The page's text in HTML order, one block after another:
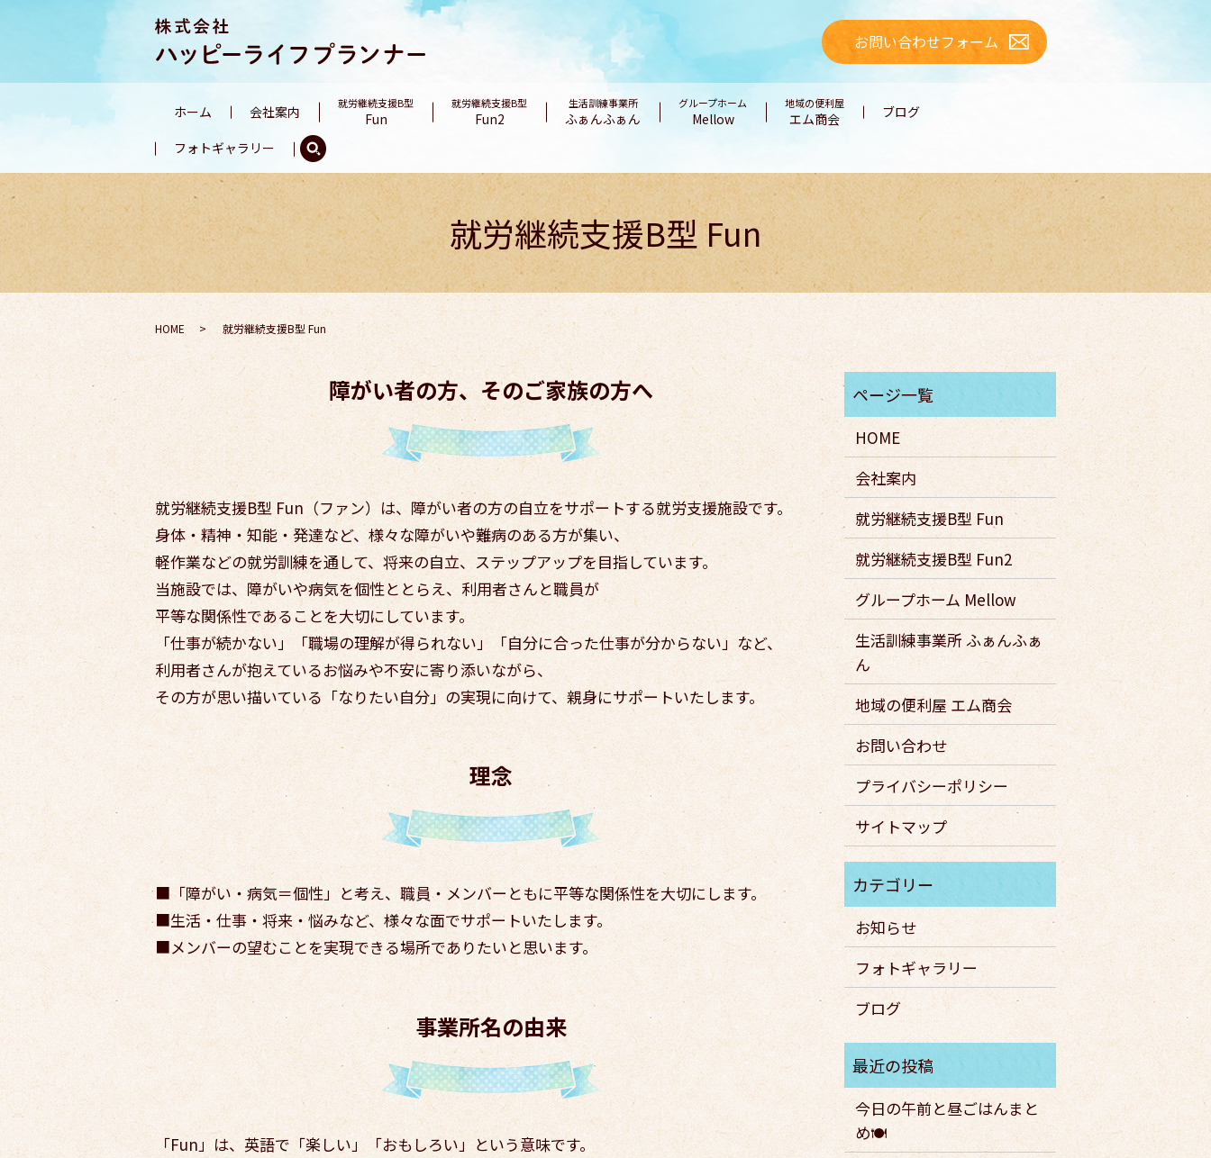
お問い合わせフォーム
ホーム 会社案内 就労継続支援B型
Fun
就労継続支援B型
Fun2
生活訓練事業所
ふぁんふぁん
グループホーム
Mellow
地域の便利屋
エム商会 ブログ
フォトギャラリー
就労継続支援B型 Fun
HOME 就労継続支援B型 Fun
障がい者の方、そのご家族の方へ
就労継続支援B型 Fun（ファン）は、障がい者の方の自立をサポートする就労支援施設です。
身体・精神・知能・発達など、様々な障がいや難病のある方が集い、
軽作業などの就労訓練を通して、将来の自立、ステップアップを目指しています。
当施設では、障がいや病気を個性ととらえ、利用者さんと職員が
平等な関係性であることを大切にしています。
「仕事が続かない」「職場の理解が得られない」「自分に合った仕事が分からない」など、
利用者さんが抱えているお悩みや不安に寄り添いながら、
その方が思い描いている「なりたい自分」の実現に向けて、親身にサポートいたします。
理念
■「障がい・病気＝個性」と考え、職員・メンバーともに平等な関係性を大切にします。
■生活・仕事・将来・悩みなど、様々な面でサポートいたします。
■メンバーの望むことを実現できる場所でありたいと思います。
事業所名の由来
「Fun」は、英語で「楽しい」「おもしろい」という意味です。
HOME
会社案内
就労継続支援B型 Fun
就労継続支援B型 Fun2
グループホーム Mellow
生活訓練事業所 ふぁんふぁ
ん
地域の便利屋 エム商会
お問い合わせ
プライバシーポリシー
サイトマップ
お知らせ
フォトギャラリー
ブログ
今日の午前と昼ごはんまと
め🍽️